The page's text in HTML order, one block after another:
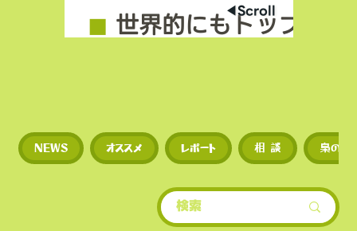
◼︎ 世界的にもトップクラ
◼︎新規トークンや草コイ
期に上場するため、投資
多い。
◀︎Scroll
NEWS オススメ レポート 相 談 梟のひ